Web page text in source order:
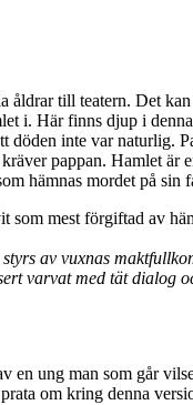
åldrar till teatern. Det
i. Här finns djup i
inte var naturlig.
pappan. Hamlet
hämnas mordet på sin
mest förgiftad av
av vuxnas
varvat med tät dialog
en ung man som går
om kring denna